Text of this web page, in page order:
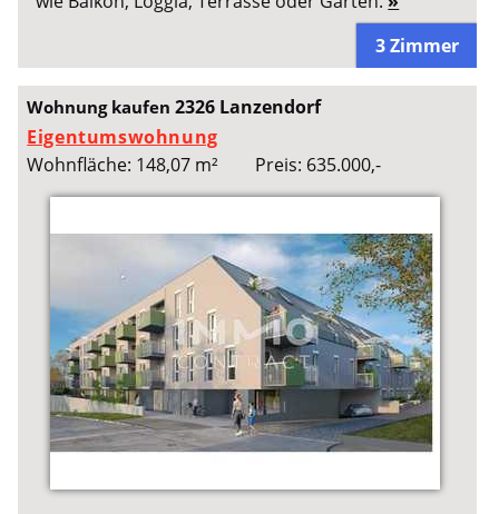
3 Zimmer
Wohnung kaufen2326 Lanzendorf
Eigentumswohnung
Wohnfläche: 148,07 m²
Preis: 635.000,-